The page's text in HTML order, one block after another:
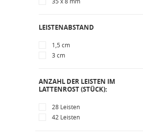
LEISTENABSTAND
1,5 cm
3 cm
ANZAHL DER LEISTEN IM
LATTENROST (STÜCK):
28 Leisten
42 Leisten